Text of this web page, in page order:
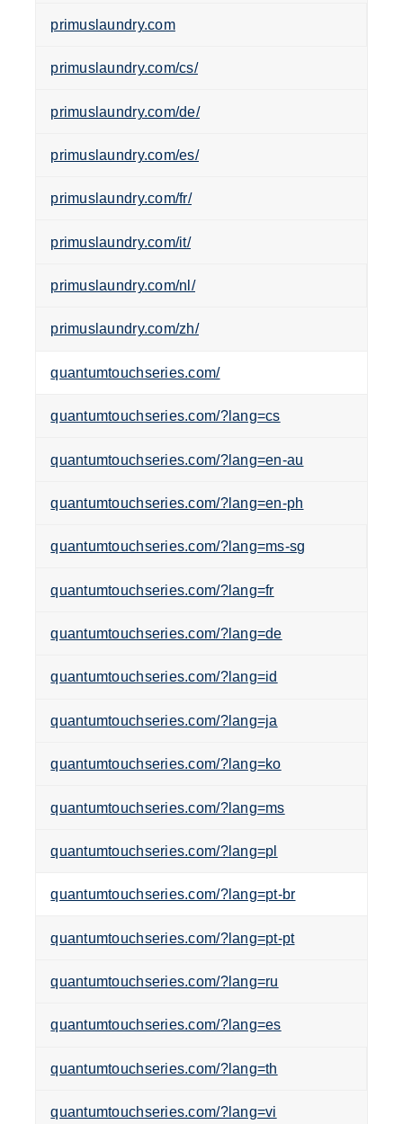
primuslaundry.com
primuslaundry.com/cs/
primuslaundry.com/de/
primuslaundry.com/es/
primuslaundry.com/fr/
primuslaundry.com/it/
primuslaundry.com/nl/
primuslaundry.com/zh/
quantumtouchseries.com/
quantumtouchseries.com/?lang=cs
quantumtouchseries.com/?lang=en-au
quantumtouchseries.com/?lang=en-ph
quantumtouchseries.com/?lang=ms-sg
quantumtouchseries.com/?lang=fr
quantumtouchseries.com/?lang=de
quantumtouchseries.com/?lang=id
quantumtouchseries.com/?lang=ja
quantumtouchseries.com/?lang=ko
quantumtouchseries.com/?lang=ms
quantumtouchseries.com/?lang=pl
quantumtouchseries.com/?lang=pt-br
quantumtouchseries.com/?lang=pt-pt
quantumtouchseries.com/?lang=ru
quantumtouchseries.com/?lang=es
quantumtouchseries.com/?lang=th
quantumtouchseries.com/?lang=vi